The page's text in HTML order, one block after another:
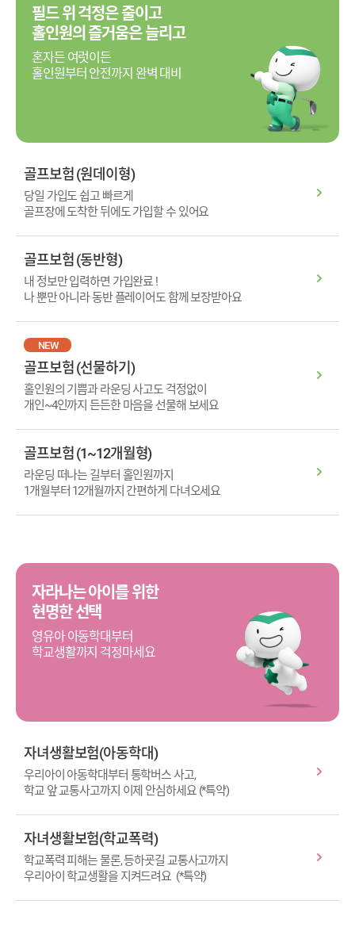
필드 위 걱정은 줄이고
홀인원의 즐거움은 늘리고
혼자든 여럿이든
홀인원부터 안전까지 완벽 대비
골프보험 (원데이형)
당일 가입도 쉽고 빠르게
골프장에 도착한 뒤에도 가입할 수 있어요
골프보험 (동반형)
내 정보만 입력하면 가입완료 !
나 뿐만 아니라 동반 플레이어도 함께 보장받아요
NEW
골프보험 (선물하기)
홀인원의 기쁨과 라운딩 사고도 걱정없이
개인~4인까지 든든한 마음을 선물해 보세요
골프보험 (1~12개월형)
라운딩 떠나는 길부터 홀인원까지
1개월부터 12개월까지 간편하게 다녀오세요
자라나는 아이를 위한
현명한 선택
영유아 아동학대부터
학교생활까지 걱정마세요
자녀생활보험(아동학대)
우리아이 아동학대부터 통학버스 사고,
학교 앞 교통사고까지 이제 안심하세요 (*특약)
자녀생활보험(학교폭력)
학교폭력 피해는 물론, 등하굣길 교통사고까지
우리아이 학교생활을 지켜드려요 (*특약)